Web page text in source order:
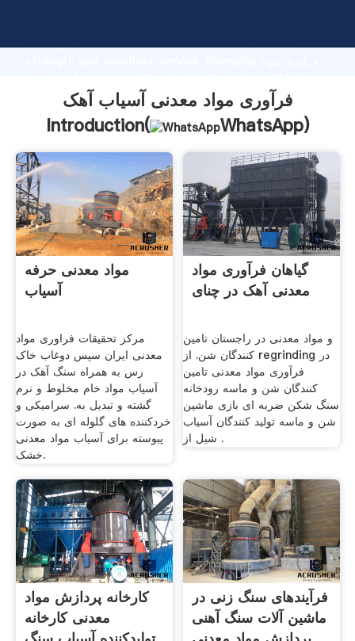
strong production capability, advanced research
values to all of customers.
فرآوری مواد معدنی آسیاب آهک
Introduction(
WhatsApp)
مواد معدنی حرفه
آسیاب
مرکز تحقیقات فراوری مواد
معدنی ایران سپس دوغاب خاک
رس به همراه سنگ آهک در
آسیاب مواد خام مخلوط و نرم
گشته و تبدیل به. سرامیکی و
خردکننده های گلوله ای به صورت
پیوسته برای آسیاب مواد معدنی
خشک.
گیاهان فرآوری مواد
معدنی آهک در چنای
و مواد معدنی در راجستان تامین
کنندگان شن. از regrinding در
فرآوری مواد معدنی تامین
کنندگان شن و ماسه رودخانه
سنگ شکن ضربه ای بازی ماشین
شن و ماسه تولید کنندگان آسیاب
شیل از .
کارخانه پردازش مواد
معدنی کارخانه
فرآیندهای سنگ زنی در
ماشین آلات سنگ آهنی